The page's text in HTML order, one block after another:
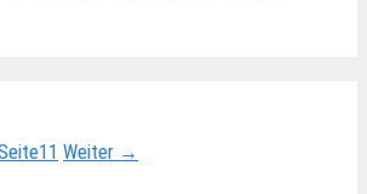
11 Weiter →